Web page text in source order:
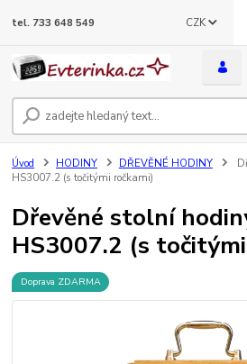
CZK
tel. 733 648 549
Úvod HODINY DŘEVĚNÉ HODINY
HS3007.2 (s točitými ročkami)
Dřevěné stolní
HS3007.2 (s
Doprava ZDARMA